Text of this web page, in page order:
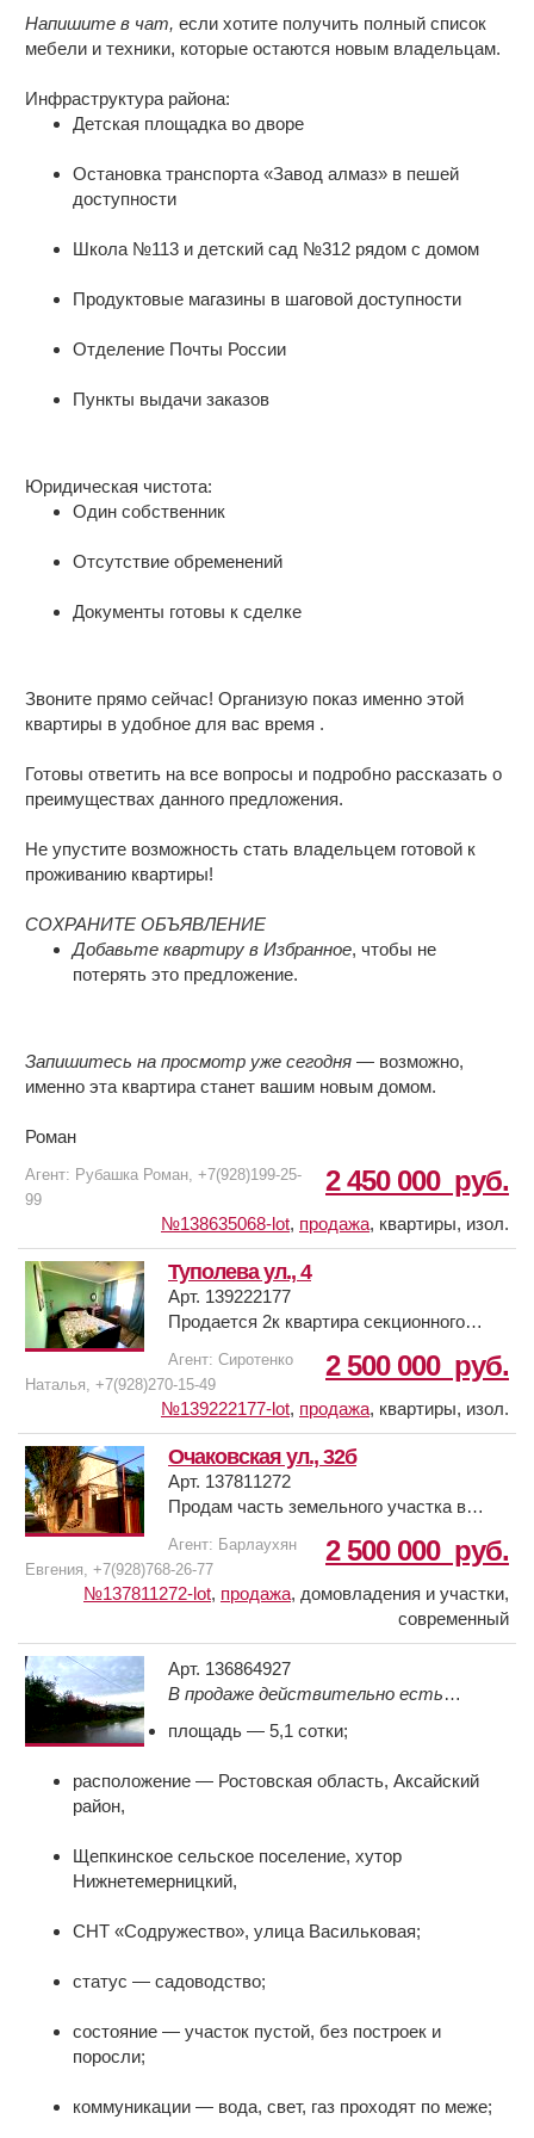
северной части Приазово-Кубанской
равнины и славится своей спокойной
размеры (здесь проживает чуть более
400 человек), в хуторе есть все
работает основная
общеобразовательная школа 25, до
13 км. Это место идеально подходит для
тишину и размеренный уклад жизни.
рыбалка и охота обеспечены ) .
сопровождение.
Напишите в чат, если хотите получить полный список
мебели и техники, которые остаются новым владельцам.
Инфраструктура района:
Детская площадка во дворе
Остановка транспорта «Завод алмаз» в пешей
доступности
Школа №113 и детский сад №312 рядом с домом
Продуктовые магазины в шаговой доступности
Отделение Почты России
Пункты выдачи заказов
Юридическая чистота:
Один собственник
Отсутствие обременений
Документы готовы к сделке
Звоните прямо сейчас! Организую показ именно этой
квартиры в удобное для вас время .
Готовы ответить на все вопросы и подробно рассказать о
преимуществах данного предложения.
Не упустите возможность стать владельцем готовой к
проживанию квартиры!
СОХРАНИТЕ ОБЪЯВЛЕНИЕ
Добавьте квартиру в Избранное, чтобы не
потерять это предложение.
Запишитесь на просмотр уже сегодня — возможно,
именно эта квартира станет вашим новым домом.
Роман
2 450 000 руб.
Агент: Рубашка Роман, +7(928)199-25-
99
№138635068-lot, продажа, квартиры, изол.
Туполева ул., 4
Арт. 139222177
Продается 2к квартира секционного
Квартира светлая, теплая.
2 500 000 руб.
Агент: Сиротенко
Наталья, +7(928)270-15-49
№139222177-lot, продажа, квартиры, изол.
Очаковская ул., 32б
Арт. 137811272
Продам часть земельного участка в
Участок ровный, прямоугольной,
правильной формы.
Есть на участке газ, вода, свет,
въезд.
Рядом магазины, остановка.
2 500 000 руб.
Агент: Барлаухян
Евгения, +7(928)768-26-77
№137811272-lot, продажа, домовладения и участки,
современный
Арт. 136864927
В продаже действительно есть
на центральной улице, который
угловой, пустой, без обременений.
площадь — 5,1 сотки;
расположение — Ростовская область, Аксайский
район,
Щепкинское сельское поселение, хутор
Нижнетемерницкий,
СНТ «Содружество», улица Васильковая;
статус — садоводство;
состояние — участок пустой, без построек и
поросли;
коммуникации — вода, свет, газ проходят по меже;